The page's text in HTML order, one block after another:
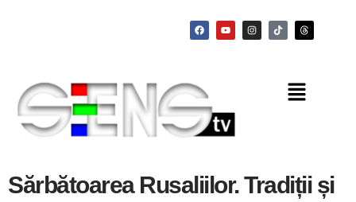
Sărbătoarea Rusaliilor. Tradiții și